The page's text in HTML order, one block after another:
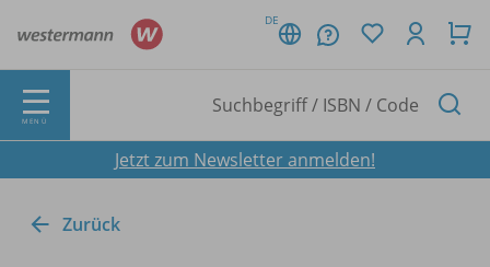
DE
MENÜ
Jetzt zum Newsletter anmelden!
Zurück